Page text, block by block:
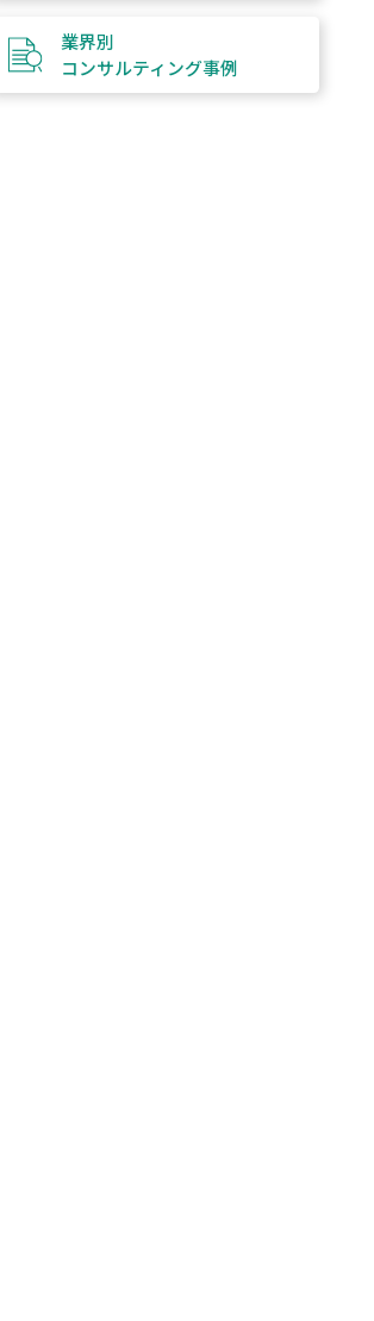
業界別
コンサルティング事例